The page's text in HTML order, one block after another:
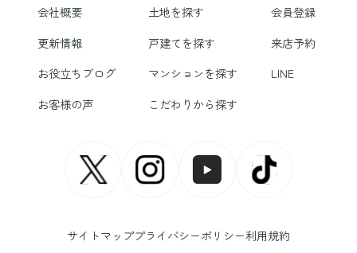
会社概要
土地を探す
会員登録
更新情報
戸建てを探す
来店予約
お役立ちブログ
マンションを探す
LINE
お客様の声
こだわりから探す
サイトマッププライバシーポリシー利用規約